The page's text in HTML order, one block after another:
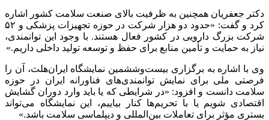
دکتر جعفریان همچنین به ظرفیت بالای صنعت سلامت کشور اشاره
کرد و گفت: «حدود دو هزار شرکت در حوزه تجهیزات پزشکی و ۵۲
شرکت بزرگ دارویی در کشور فعال هستند. با وجود این توانمندی،
نیاز به حمایت و تأمین منابع برای حفظ و توسعه تولید داخلی داریم.»
وی با اشاره به برگزاری بیست‌وششمین نمایشگاه ایران‌هلث، آن را
فرصتی ملی برای نمایش توانمندی‌های فناورانه ایران در حوزه
سلامت دانست و افزود: «در شرایطی که یا باید وارد دوران گشایش
اقتصادی شویم یا با تحریم‌ها کنار بیاییم، این نمایشگاه می‌تواند
بستری مؤثر برای تعاملات بین‌المللی و دیپلماسی سلامت باشد.»